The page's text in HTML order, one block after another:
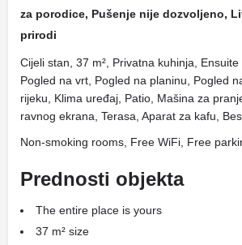
za porodice, Pušenje nije dozvoljeno,
prirodi
Cijeli stan, 37 m², Privatna kuhinja, Ensuite
Pogled na vrt, Pogled na planinu, Pogled
rijeku, Klima uređaj, Patio, Mašina za
ravnog ekrana, Terasa, Aparat za kafu,
Non-smoking rooms, Free WiFi, Free
Prednosti objekta
The entire place is yours
37 m² size